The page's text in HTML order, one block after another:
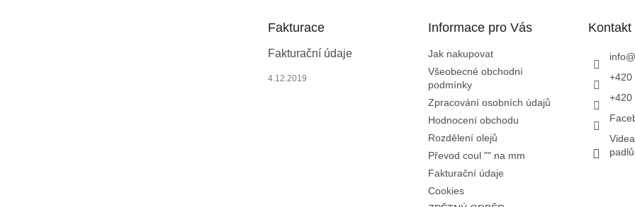
Fakturace
Fakturační údaje
4.12.2019
Informace pro Vás
Jak nakupovat
Všeobecné obchodní
podmínky
Zpracování osobních údajů
Hodnocení obchodu
Rozdělení olejů
Převod coul "" na mm
Fakturační údaje
Cookies
Kontakt
info@
+420
+420